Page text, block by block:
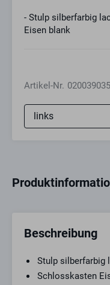
- Stulp silberfarbig
Eisen blank
Artikel-Nr. 020039035
Beschreibung
Stulp silberfarbig
Schlosskasten